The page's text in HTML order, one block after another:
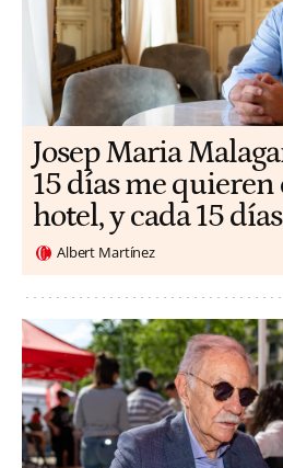
​​Josep Maria
15 días me
hotel, y cada 15
Albert Martínez